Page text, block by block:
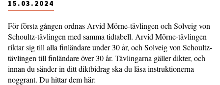
15.03.2024
För första gången ordnas Arvid Mörne-tävlingen och Solveig von
Schoultz-tävlingen med samma tidtabell. Arvid Mörne-tävlingen
riktar sig till alla finländare under 30 år, och Solveig von Schoultz-
tävlingen till finländare över 30 år. Tävlingarna gäller dikter, och
innan du sänder in ditt diktbidrag ska du läsa instruktionerna
noggrant. Du hittar dem här: